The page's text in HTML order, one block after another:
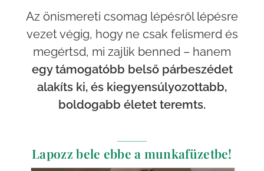
Az önismereti csomag lépésről lépésre
vezet végig, hogy ne csak felismerd és
megértsd, mi zajlik benned – hanem
egy támogatóbb belső párbeszédet
alakíts ki, és kiegyensúlyozottabb,
boldogabb életet teremts.
Lapozz bele ebbe a munkafüzetbe!